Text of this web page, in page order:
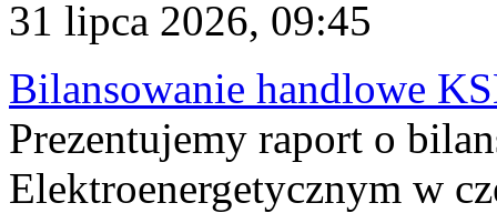
31 lipca 2026, 09:45
Bilansowanie handlowe
Prezentujemy raport o
Elektroenergetycznym w